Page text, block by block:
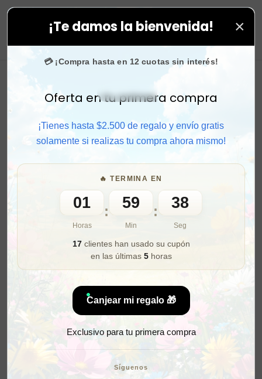
¡Te damos la bienvenida! ×
💳 ¡Compra hasta en 12 cuotas sin interés!
Activar sonido
Oferta en tu primera compra
¡Tienes hasta $2.500 de regalo y envío gratis
solamente si realizas tu compra ahora mismo!
🔥 TERMINA EN
01
Horas
: 59
Min
: 36
Seg
17clientes han usado su cupón
en las últimas 5horas
Canjear mi regalo 🎁
Exclusivo para tu primera compra
Síguenos
tus compras. ⚡ Compra rápido y aprovecha. 💙